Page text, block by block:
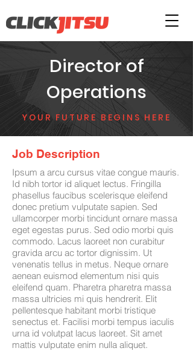
Director of
Operations
YOUR FUTURE BEGINS HERE
Job Description
Ipsum a arcu cursus vitae congue mauris.
Id nibh tortor id aliquet lectus. Fringilla
phasellus faucibus scelerisque eleifend
donec pretium vulputate sapien. Sed
ullamcorper morbi tincidunt ornare massa
eget egestas purus. Sed odio morbi quis
commodo. Lacus laoreet non curabitur
gravida arcu ac tortor dignissim. Ut
venenatis tellus in metus. Neque ornare
aenean euismod elementum nisi quis
eleifend quam. Pharetra pharetra massa
massa ultricies mi quis hendrerit. Elit
pellentesque habitant morbi tristique
senectus et. Facilisi morbi tempus iaculis
urna id volutpat lacus laoreet. Sit amet
mattis vulputate enim nulla aliquet.